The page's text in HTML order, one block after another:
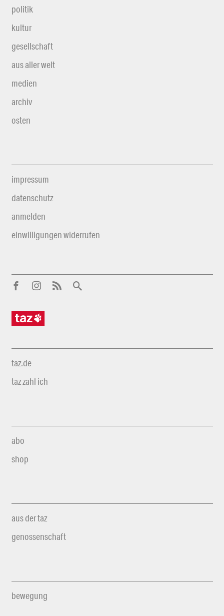
politik
kultur
gesellschaft
aus aller welt
medien
archiv
osten
impressum
datenschutz
anmelden
einwilligungen widerrufen
taz.de
taz zahl ich
abo
shop
aus der taz
genossenschaft
bewegung